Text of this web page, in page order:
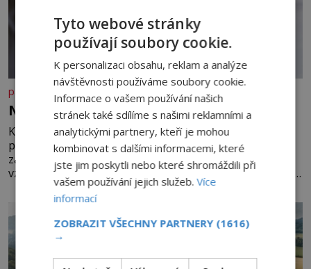
panidomu.cz
Nedovolte mozku stárnout
Každý, komu je přes 25 let, by měl pravidelně
procvičovat mozkové závity. V tomto období se totiž
začíná zhoršovat paměť. Možná máte problém
vzpomenout si na jméno kolegy z práce. Nebo marně v
paměti lovíte název knížky, kterou jste nedávno přečetli.
Je to opravdu tak, s věkem jako kdyby se paměť
rozhodla stávkovat. Cvičte
Tyto webové stránky
používají soubory cookie.
K personalizaci obsahu, reklam a analýze
návštěvnosti používáme soubory cookie.
Informace o vašem používání našich
stránek také sdílíme s našimi reklamními a
analytickými partnery, kteří je mohou
kombinovat s dalšími informacemi, které
jste jim poskytli nebo které shromáždili při
vašem používání jejich služeb.Více
informací
ZOBRAZIT VŠECHNY PARTNERY (1616)
→